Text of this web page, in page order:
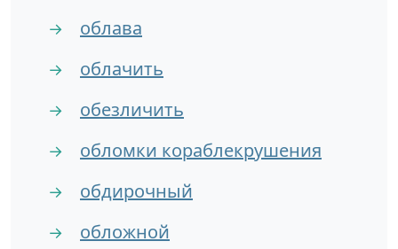
→ облава
→ облачить
→ обезличить
→ обломки кораблекрушения
→ обдирочный
→ обложной